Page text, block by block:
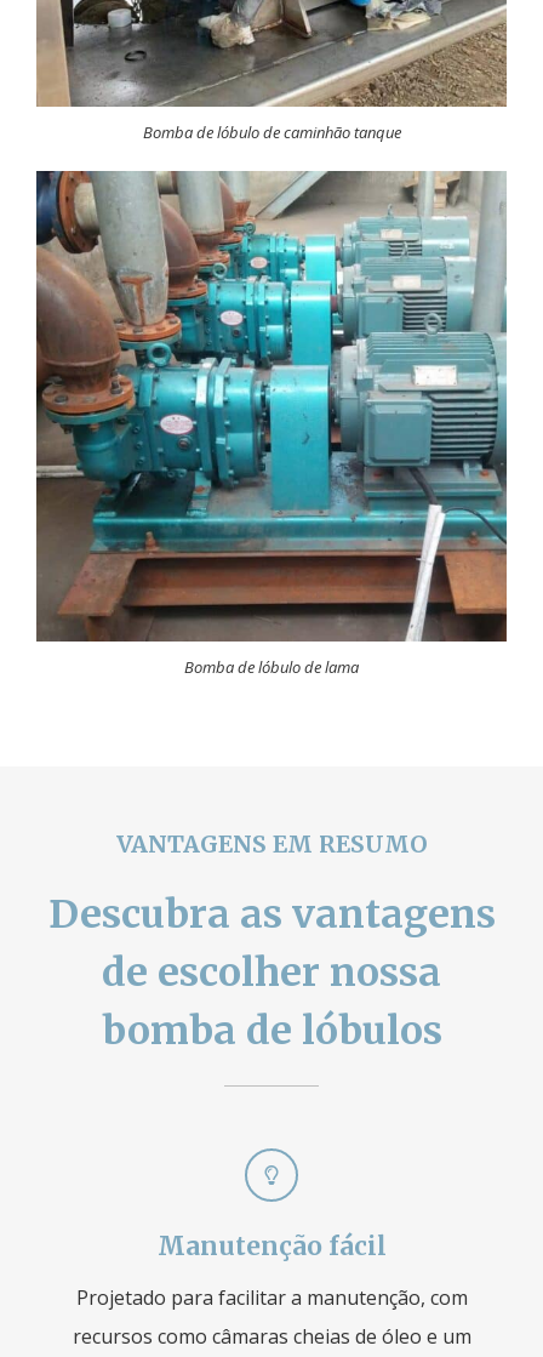
Bomba de lóbulo de caminhão tanque
Bomba de lóbulo de lama
VANTAGENS EM RESUMO
Descubra as vantagens
de escolher nossa
bomba de lóbulos
Manutenção fácil
Projetado para facilitar a manutenção, com
recursos como câmaras cheias de óleo e um